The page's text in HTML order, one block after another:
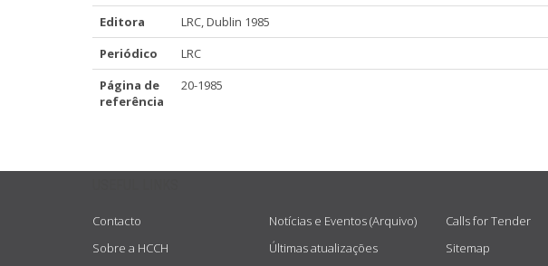
Editora
LRC, Dublin 1985
Periódico
LRC
Página de
referência
20-1985
Contacto
Sobre a HCCH
Notícias e Eventos (Arquivo)
Últimas atualizações
Calls for Tender
Sitemap